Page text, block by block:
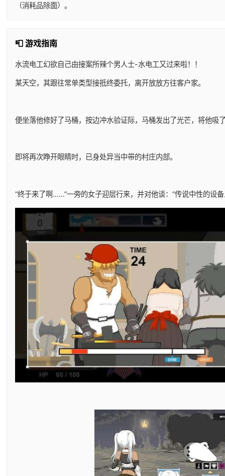
（消耗品除面）。
📮 游戏指南
水流电工幻欲自己由接案所辣个男人士-水电工又过来啦！！
某天空，其跟往常单类型接抵终委托，离开放放方往客户家。
便坐落他修好了马桶，按边冲水验证际，马桶发出了光芒，将他吸
即将再次睁开眼睛时，已身处异当中带的村庄内部。
“终于来了啊……”一旁的女子迎层行来，并对他谈：“传说中性的设